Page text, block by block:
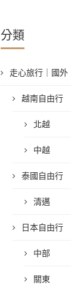
分類
走心旅行｜國外
越南自由行
北越
中越
泰國自由行
清邁
日本自由行
中部
關東